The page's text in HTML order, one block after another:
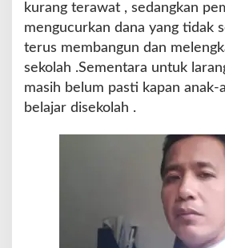
kurang terawat , sedangkan
mengucurkan dana yang tidak
terus membangun dan
sekolah .Sementara untuk
masih belum pasti kapan anak-
belajar disekolah .